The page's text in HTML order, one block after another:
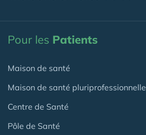
Pour les Patients
Maison de santé
Maison de santé pluriprofessionnelle
Centre de Santé
Pôle de Santé